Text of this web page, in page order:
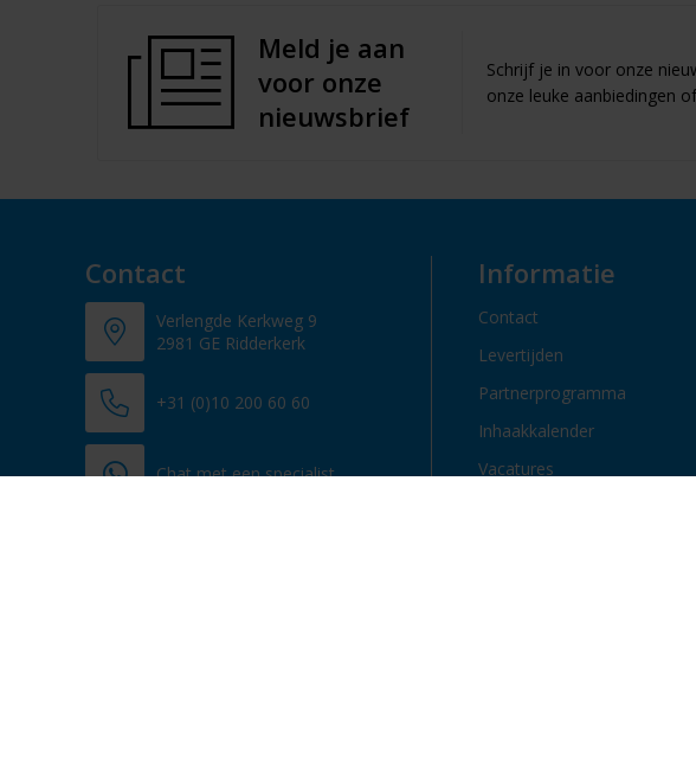
Meld je aan
voor onze
nieuwsbrief
Schrijf je in voor onze
onze leuke aanbiedingen
Contact
Verlengde Kerkweg 9
2981 GE Ridderkerk
+31 (0)10 200 60 60
Chat met een specialist
Informatie
Contact
Levertijden
Partnerprogramma
Inhaakkalender
Vacatures